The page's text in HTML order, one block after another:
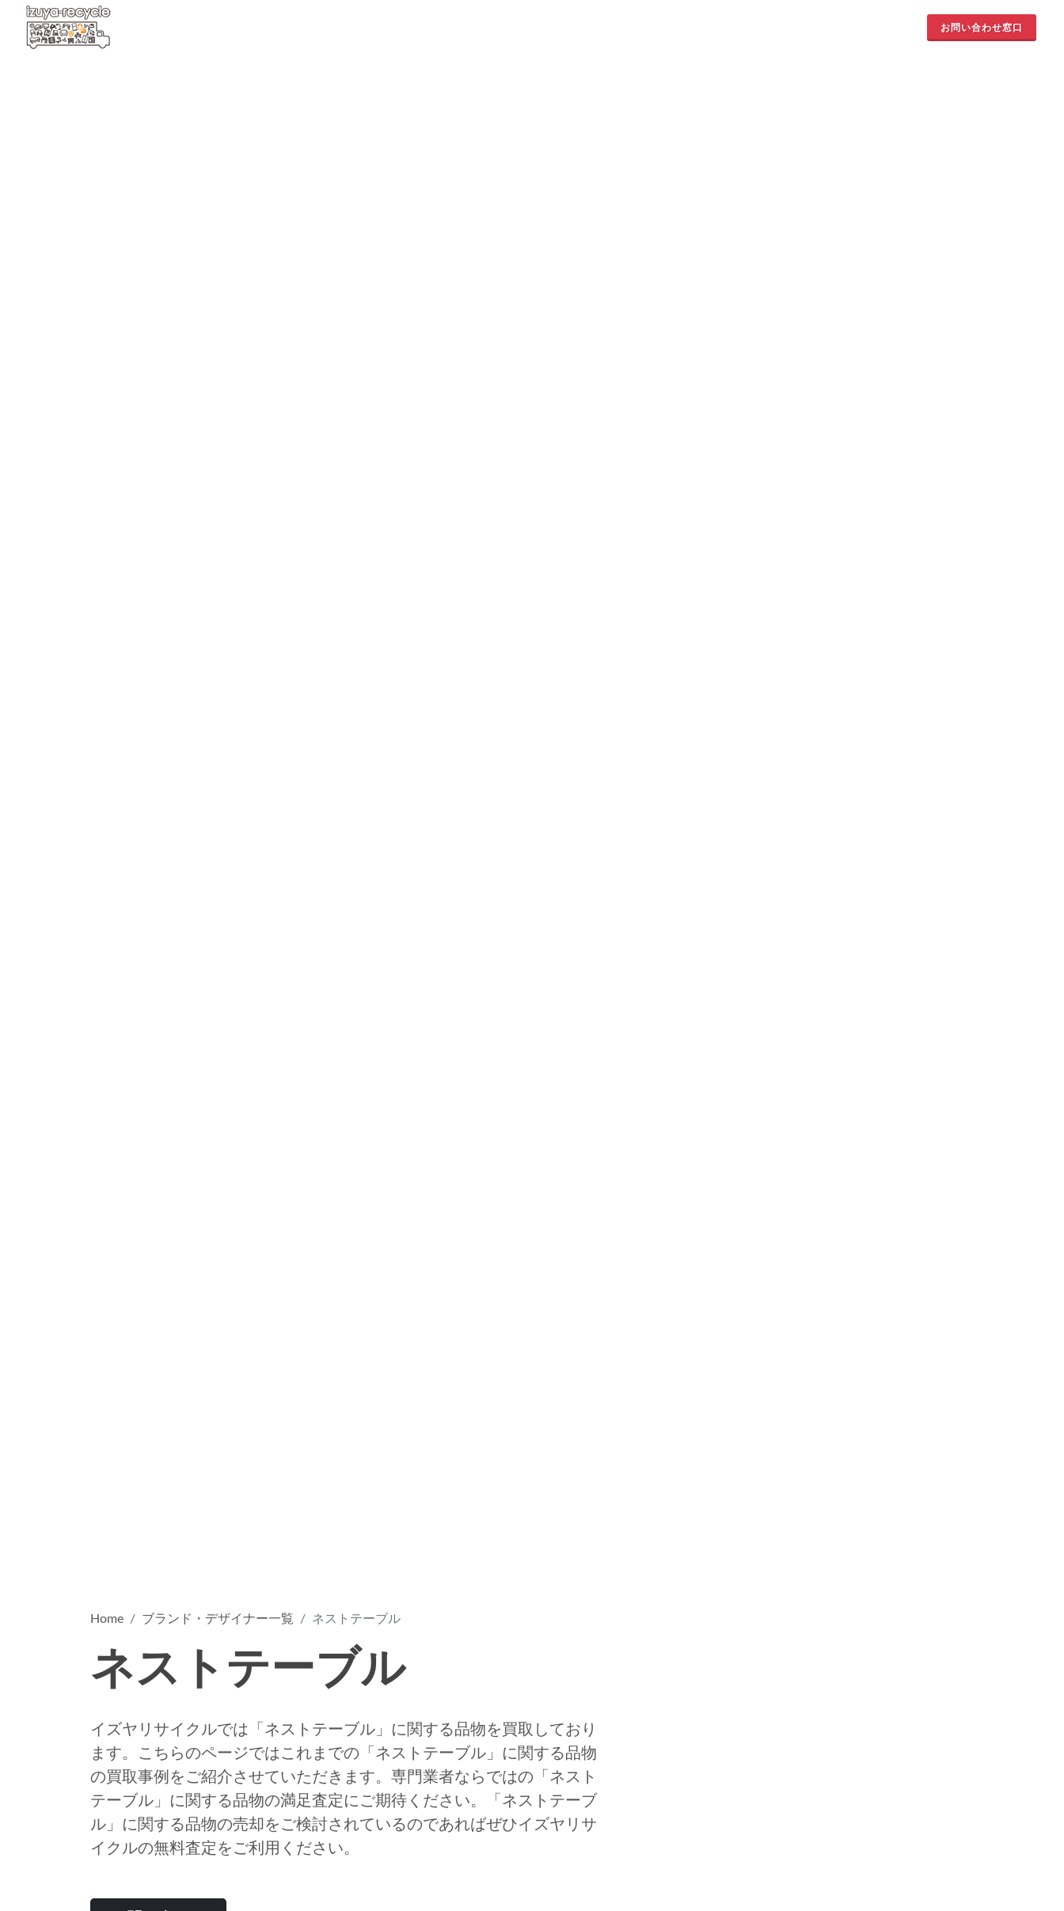
お問い合わせ窓口
Home ブランド・デザイナー一覧 ネストテーブル
ネストテーブル
イズヤリサイクルでは「ネストテーブル」に関する品物を買取しており
ます。こちらのページではこれまでの「ネストテーブル」に関する品物
の買取事例をご紹介させていただきます。専門業者ならではの「ネスト
テーブル」に関する品物の満足査定にご期待ください。「ネストテーブ
ル」に関する品物の売却をご検討されているのであればぜひイズヤリサ
イクルの無料査定をご利用ください。